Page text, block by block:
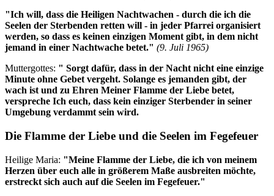
"Ich will, dass die Heiligen Nachtwachen - durch die ich die
Seelen der Sterbenden retten will - in jeder Pfarrei organisiert
werden, so dass es keinen einzigen Moment gibt, in dem nicht
jemand in einer Nachtwache betet." (9. Juli 1965)
Muttergottes: " Sorgt dafür, dass in der Nacht nicht eine einzige
Minute ohne Gebet vergeht. Solange es jemanden gibt, der
wach ist und zu Ehren Meiner Flamme der Liebe betet,
verspreche Ich euch, dass kein einziger Sterbender in seiner
Umgebung verdammt sein wird.
Die Flamme der Liebe und die Seelen im Fegefeuer
Heilige Maria: "Meine Flamme der Liebe, die ich von meinem
Herzen über euch alle in größerem Maße ausbreiten möchte,
erstreckt sich auch auf die Seelen im Fegefeuer."